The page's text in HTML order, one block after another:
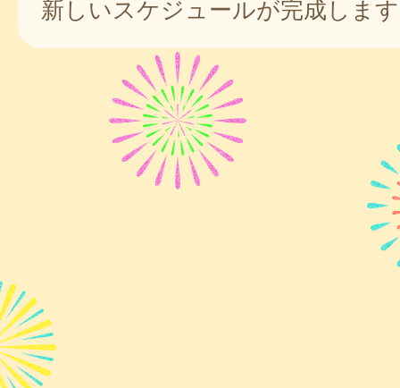
新しいスケジュールが完成しま